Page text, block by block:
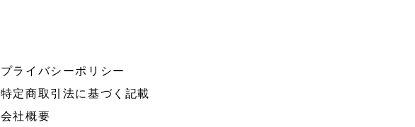
プライバシーポリシー
特定商取引法に基づく記載
会社概要